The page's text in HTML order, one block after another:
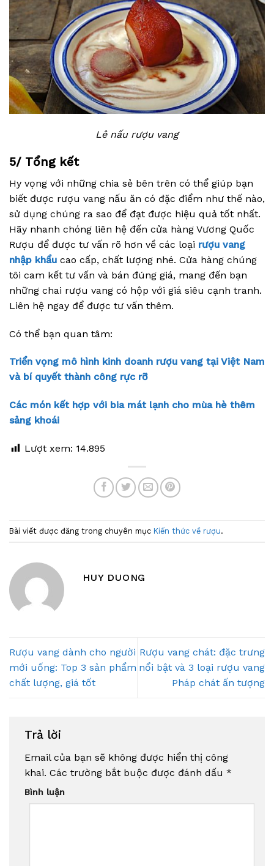
Lê nấu rượu vang
5/ Tổng kết
Hy vọng với những chia sẻ bên trên có thể giúp bạn
biết được rượu vang nấu ăn có đặc điểm như thế nào,
sử dụng chúng ra sao để đạt được hiệu quả tốt nhất.
Hãy nhanh chóng liên hệ đến cửa hàng Vương Quốc
Rượu để được tư vấn rõ hơn về các loại rượu vang
nhập khẩu cao cấp, chất lượng nhé. Cửa hàng chúng
tôi cam kết tư vấn và bán đúng giá, mang đến bạn
những chai rượu vang có hộp với giá siêu cạnh tranh.
Liên hệ ngay để được tư vấn thêm.
Có thể bạn quan tâm:
Triển vọng mô hình kinh doanh rượu vang tại Việt Nam
và bí quyết thành công rực rỡ
Các món kết hợp với bia mát lạnh cho mùa hè thêm
sảng khoái
Lượt xem: 14.895
Bài viết được đăng trong chuyên mục Kiến thức về rượu.
HUY DUONG
Rượu vang dành cho người
mới uống: Top 3 sản phẩm
chất lượng, giá tốt
Rượu vang chát: đặc trưng
nổi bật và 3 loại rượu vang
Pháp chát ấn tượng
Trả lời
Email của bạn sẽ không được hiển thị công
khai. Các trường bắt buộc được đánh dấu *
Bình luận